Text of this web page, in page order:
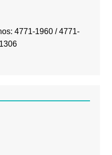
4771-1960 / 4771-